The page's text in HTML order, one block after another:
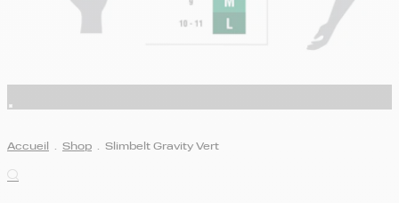
Accueil . Shop . Slimbelt Gravity Vert